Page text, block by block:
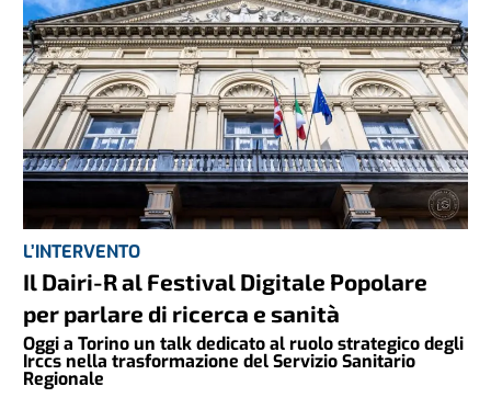
L’INTERVENTO
Il Dairi-R al Festival Digitale Popolare
per parlare di ricerca e sanità
Oggi a Torino un talk dedicato al ruolo strategico degli
Irccs nella trasformazione del Servizio Sanitario
Regionale